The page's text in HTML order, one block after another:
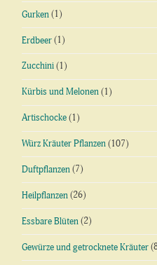
Gurken (1)
Erdbeer (1)
Zucchini (1)
Kürbis und Melonen (1)
Artischocke (1)
Würz Kräuter Pflanzen (107)
Duftpflanzen (7)
Heilpflanzen (26)
Essbare Blüten (2)
Gewürze und getrocknete Kräuter